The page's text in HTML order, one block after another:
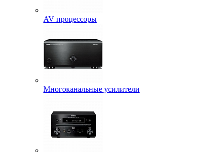
AV процессоры
Многоканальные усилители